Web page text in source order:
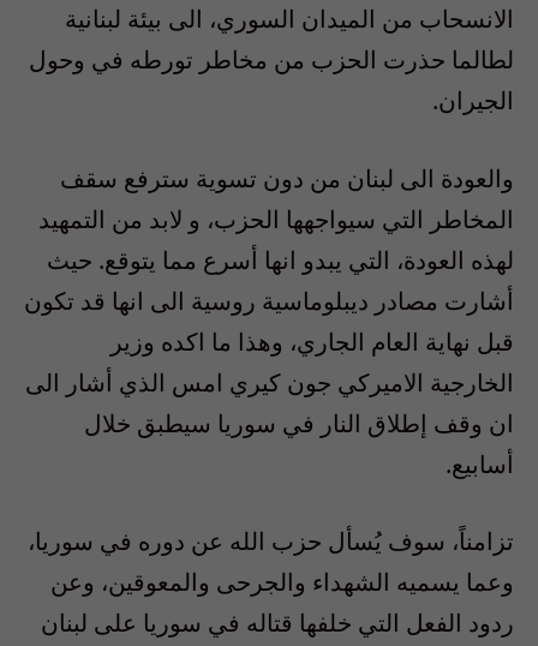
الانسحاب من الميدان السوري، الى بيئة لبنانية
لطالما حذرت الحزب من مخاطر تورطه في وحول
الجيران.
والعودة الى لبنان من دون تسوية سترفع سقف
المخاطر التي سيواجهها الحزب، و لابد من التمهيد
لهذه العودة، التي يبدو انها أسرع مما يتوقع. حيث
أشارت مصادر ديبلوماسية روسية الى انها قد تكون
قبل نهاية العام الجاري، وهذا ما اكده وزير
الخارجية الاميركي جون كيري امس الذي أشار الى
ان وقف إطلاق النار في سوريا سيطبق خلال
أسابيع.
تزامناً، سوف يُسأل حزب الله عن دوره في سوريا،
وعما يسميه الشهداء والجرحى والمعوقين، وعن
ردود الفعل التي خلفها قتاله في سوريا على لبنان